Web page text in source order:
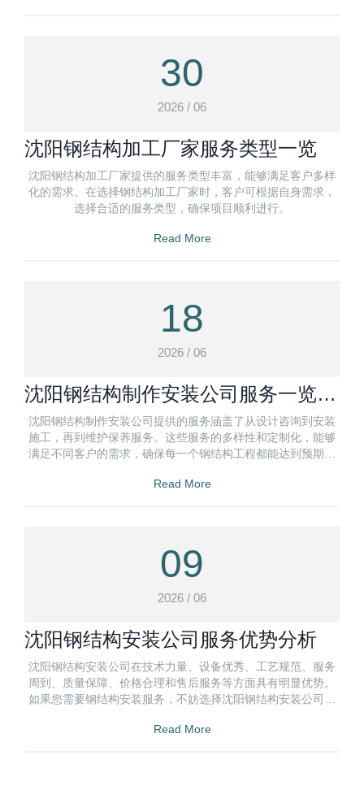
30
2026 / 06
沈阳钢结构加工厂家服务类型一览
沈阳钢结构加工厂家提供的服务类型丰富，能够满足客户多样
化的需求。在选择钢结构加工厂家时，客户可根据自身需求，
选择合适的服务类型，确保项目顺利进行。
Read More
18
2026 / 06
沈阳钢结构制作安装公司服务一览：
多元化需求定制
沈阳钢结构制作安装公司提供的服务涵盖了从设计咨询到安装
施工，再到维护保养服务。这些服务的多样性和定制化，能够
满足不同客户的需求，确保每一个钢结构工程都能达到预期的
Read More
09
2026 / 06
沈阳钢结构安装公司服务优势分析
沈阳钢结构安装公司在技术力量、设备优秀、工艺规范、服务
周到、质量保障、价格合理和售后服务等方面具有明显优势。
如果您需要钢结构安装服务，不妨选择沈阳钢结构安装公司，
Read More